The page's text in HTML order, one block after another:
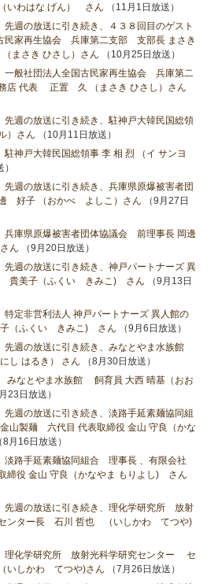
わはな げん） さん （11月1日放送）
先週の放送に引き続き、４３８回目のゲスト
民家再生協会 兵庫第二支部 支部長 まさき
まさき ひさし）さん （10月25日放送）
一般社団法人全国古民家再生協会 兵庫第二
店 代表 正置 久 （まさき ひさし）さん
先週の放送に引き続き、駐神戸大韓民国総領
）さん （10月11日放送）
駐神戸大韓民国総領事 李 相 烈 （イ サンヨ
先週の放送に引き続き、兵庫県原爆被害者団
好子 （おかべ よしこ）さん （9月27日
兵庫県原爆被害者団体協議会 前理事長 岡邊
ん （9月20日放送）
先週の放送に引き続き、神戸パートナーズ 異
貴美子（ふくい きみこ) さん （9月13日
特定非営利法人 神戸パートナーズ 異人館の
（ふくい きみこ) さん （9月6日放送）
先週の放送に引き続き、みなとやま水族館
し はるき） さん （8月30日放送）
みなとやま水族館 飼育員 大西 晴基（おお
23日放送）
先週の放送に引き続き、淡路手延素麺協同組
山製麺 六代目 代表取締役 金山 守良（かな
8月16日放送）
淡路手延素麺協同組合 理事長 、有限会社
締役 金山 守良（かなやま もりよし) さん
先週の放送に引き続き、理化学研究所 放射
ンター長 石川 哲也 （いしかわ てつや)
理化学研究所 放射光科学研究センター セ
しかわ てつや)さん （7月26日放送）